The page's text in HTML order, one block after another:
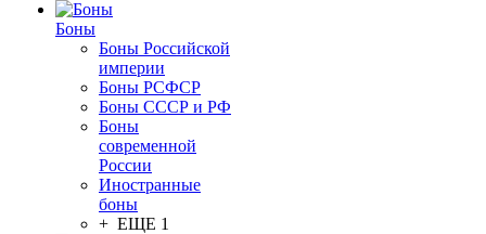
Боны
Боны Российской
империи
Боны РСФСР
Боны СССР и РФ
Боны
современной
России
Иностранные
боны
+ ЕЩЕ 1